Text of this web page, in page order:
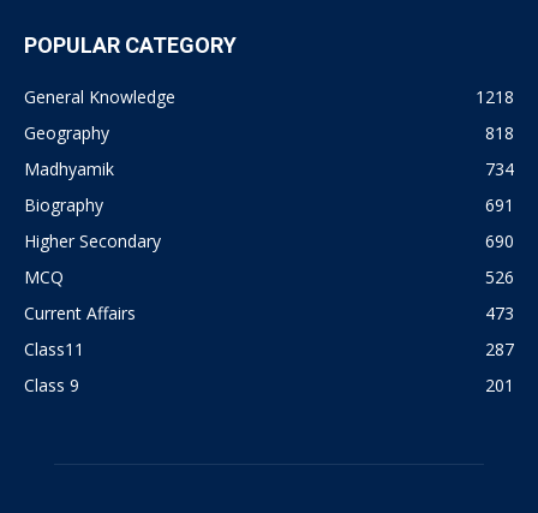
POPULAR CATEGORY
General Knowledge
1218
Geography
818
Madhyamik
734
Biography
691
Higher Secondary
690
MCQ
526
Current Affairs
473
Class11
287
Class 9
201